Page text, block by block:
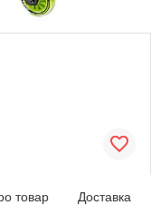
товар Доставка